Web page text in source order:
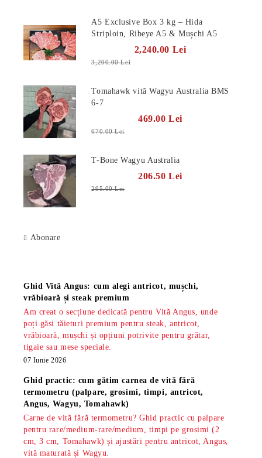
A5 Exclusive Box 3 kg – Hida
Striploin, Ribeye A5 & Mușchi A5
2,240.00 Lei
3,200.00 Lei
Tomahawk vită Wagyu Australia BMS
6-7
469.00 Lei
670.00 Lei
T-Bone Wagyu Australia
206.50 Lei
295.00 Lei
Abonare
Ghid Vită Angus: cum alegi antricot, mușchi,
vrăbioară și steak premium
Am creat o secțiune dedicată pentru Vită Angus, unde
poți găsi tăieturi premium pentru steak, antricot,
vrăbioară, mușchi și opțiuni potrivite pentru grătar,
tigaie sau mese speciale.
07 Iunie 2026
Ghid practic: cum gătim carnea de vită fără
termometru (palpare, grosimi, timpi, antricot,
Angus, Wagyu, Tomahawk)
Carne de vită fără termometru? Ghid practic cu palpare
pentru rare/medium-rare/medium, timpi pe grosimi (2
cm, 3 cm, Tomahawk) și ajustări pentru antricot, Angus,
vită maturată și Wagyu.